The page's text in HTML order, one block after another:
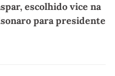
escolhido vice na
para presidente